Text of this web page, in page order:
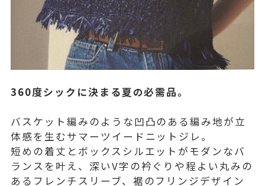
360度シックに決まる夏の必需品。
バスケット編みのような凹凸のある編み地が立
体感を生むサマーツイードニットジレ。
短めの着丈とボックスシルエットがモダンなバ
ランスを叶え、深いV字の衿ぐりや程よい丸みの
あるフレンチスリーブ、裾のフリンジデザイン